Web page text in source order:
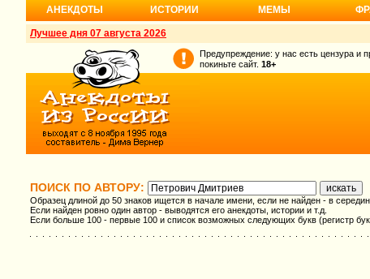
АНЕКДОТЫ ИСТОРИИ МЕМЫ
Лучшее дня 07 августа 2026
Предупреждение: у нас есть цензура и
покиньте сайт. 18+
ПОИСК ПО АВТОРУ:
Образец длиной до 50 знаков ищется в начале имени, если не найден - в
Если найден ровно один автор - выводятся его анекдоты, истории и т.д.
Если больше 100 - первые 100 и список возможных следующих букв (регистр